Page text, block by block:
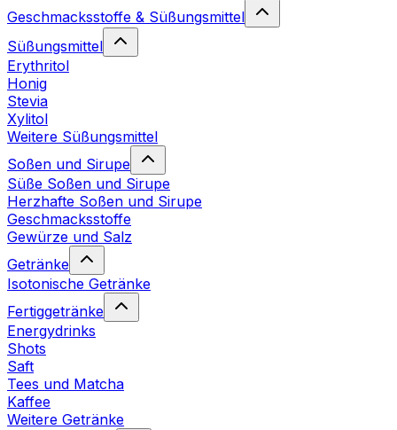
Geschmacksstoffe & Süßungsmittel
Süßungsmittel
Erythritol
Honig
Stevia
Xylitol
Weitere Süßungsmittel
Soßen und Sirupe
Süße Soßen und Sirupe
Herzhafte Soßen und Sirupe
Geschmacksstoffe
Gewürze und Salz
Getränke
Isotonische Getränke
Fertiggetränke
Energydrinks
Shots
Saft
Tees und Matcha
Kaffee
Weitere Getränke